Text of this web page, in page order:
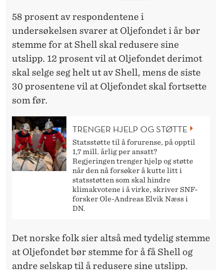
58 prosent av respondentene i
undersøkelsen svarer at Oljefondet i år bør
stemme for at Shell skal redusere sine
utslipp. 12 prosent vil at Oljefondet derimot
skal selge seg helt ut av Shell, mens de siste
30 prosentene vil at Oljefondet skal fortsette
som før.
TRENGER HJELP OG STØTTE
Statsstøtte til å forurense, på opptil
1,7 mill. årlig per ansatt?
Regjeringen trenger hjelp og støtte
når den nå forsøker å kutte litt i
statsstøtten som skal hindre
klimakvotene i å virke, skriver SNF-
forsker Ole-Andreas Elvik Næss i
DN.
Det norske folk sier altså med tydelig stemme
at Oljefondet bør stemme for å få Shell og
andre selskap til å redusere sine utslipp.